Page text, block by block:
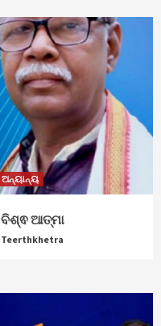
ଅନ୍ୟାନ୍ୟ
ବିଶ୍ଵ ଆତ୍ମା
Teerthkhetra